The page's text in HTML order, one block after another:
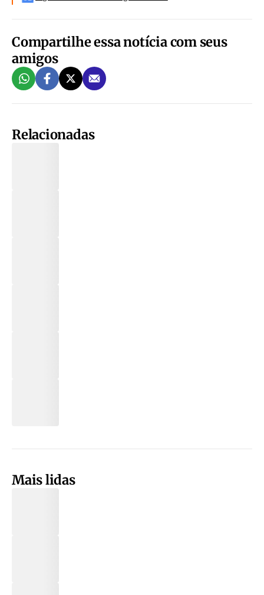
Compartilhe essa notícia com seus
amigos
Relacionadas
Mais lidas